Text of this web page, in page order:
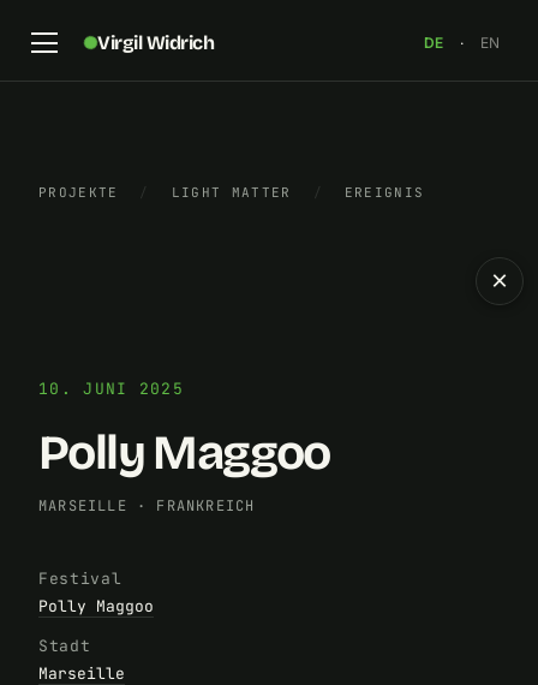
Virgil Widrich DE · EN
PROJEKTE / LIGHT MATTER / EREIGNIS
10. JUNI 2025
Polly Maggoo
MARSEILLE · FRANKREICH
Festival
Polly Maggoo
Stadt
Marseille
×